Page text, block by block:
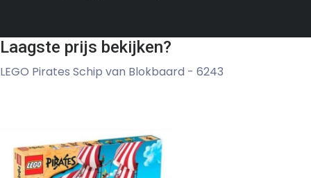
Laagste prijs bekijken?
LEGO Pirates Schip van Blokbaard - 6243